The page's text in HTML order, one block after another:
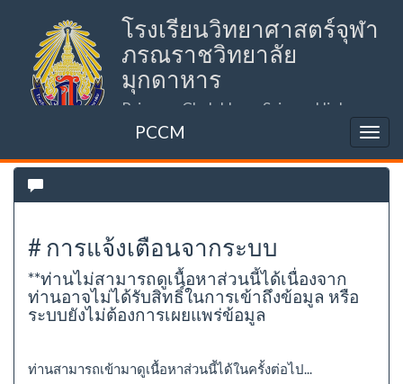
โรงเรียนวิทยาศาสตร์จุฬา
ภรณราชวิทยาลัย
มุกดาหาร
Princess Chulabhorn Science High
School Mukdahan (PCSHSM)
PCCM
# การแจ้งเตือนจากระบบ
**ท่านไม่สามารถดูเนื้อหาส่วนนี้ได้เนื่องจาก
ท่านอาจไม่ได้รับสิทธิ์ในการเข้าถึงข้อมูล หรือ
ระบบยังไม่ต้องการเผยแพร่ข้อมูล
ท่านสามารถเข้ามาดูเนื้อหาส่วนนี้ได้ในครั้งต่อไป...